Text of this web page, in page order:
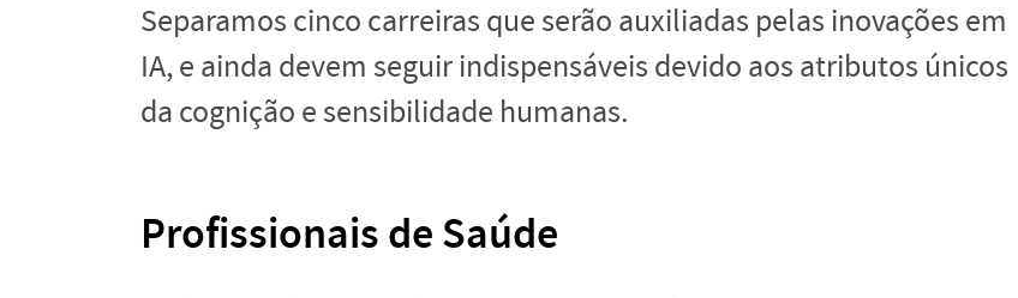
Separamos cinco carreiras que serão auxiliadas pelas inovações em
IA, e ainda devem seguir indispensáveis devido aos atributos únicos
da cognição e sensibilidade humanas.
Profissionais de Saúde